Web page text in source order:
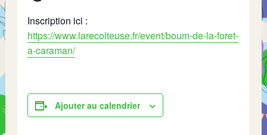
Inscription ici :
https://www.larecolteuse.fr/event/boum-de-la-foret-
a-caraman/
Ajouter au calendrier